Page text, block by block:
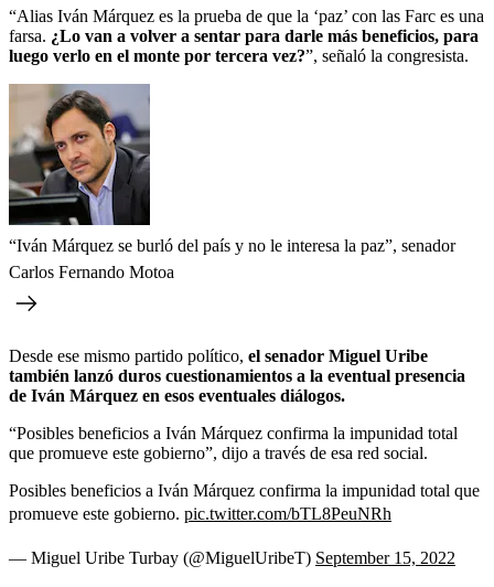
“Alias Iván Márquez es la prueba de que la ‘paz’ con las Farc es una
farsa. ¿Lo van a volver a sentar para darle más beneficios, para
luego verlo en el monte por tercera vez?”, señaló la congresista.
“Iván Márquez se burló del país y no le interesa la paz”, senador
Carlos Fernando Motoa
Desde ese mismo partido político, el senador Miguel Uribe
también lanzó duros cuestionamientos a la eventual presencia
de Iván Márquez en esos eventuales diálogos.
“Posibles beneficios a Iván Márquez confirma la impunidad total
que promueve este gobierno”, dijo a través de esa red social.
Posibles beneficios a Iván Márquez confirma la impunidad total que
promueve este gobierno. pic.twitter.com/bTL8PeuNRh
— Miguel Uribe Turbay (@MiguelUribeT) September 15, 2022